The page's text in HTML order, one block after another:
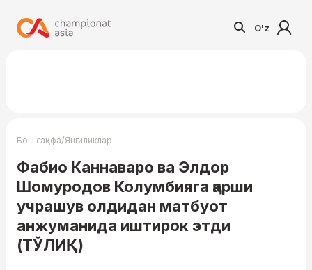
O'z
Бош саҳифа/Янгиликлар
Фабио Каннаваро ва Элдор
Шомуродов Колумбияга қарши
учрашув олдидан матбуот
анжуманида иштирок этди
(ТЎЛИҚ)